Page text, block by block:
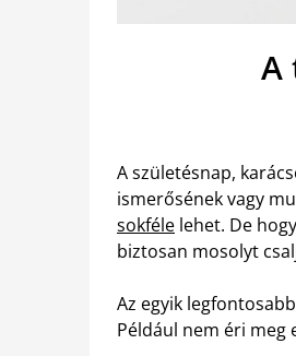
A
A születésnap,
ismerősének vagy
sokféle lehet. De
biztosan mosolyt
Az egyik
Például nem éri meg